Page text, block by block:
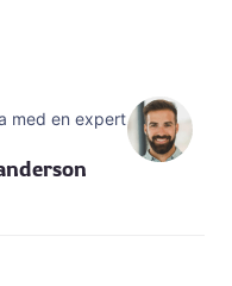
med en expert